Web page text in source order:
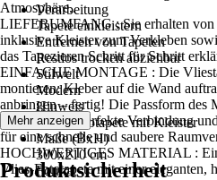
Verarbeitung
Tapete einkleistern
Entfernen von Tapeten
Restlos trocken abziehbar
Stilwelt
Modern
Hinweis
Vlies Fototapete mit Kleister
Maße (BxH)
300x210 cm
Format
Atmosphäre..
LIEFERUMFANG : Sie erhalten von
inklusive Kleister zum Verkleben
das Tapezieren Schritt für Schritt
EINFACHE MONTAGE : Die
montieren: Kleber auf die Wand
anbringen – fertig! Die Passform des
sorgt für eine perfekte Verbindung
für eine schnelle und saubere
HOCHWERTIGES MATERIAL :
Vlies-Fototapete mit einer eleganten,
Mehr anzeigen
Produktsicherheit